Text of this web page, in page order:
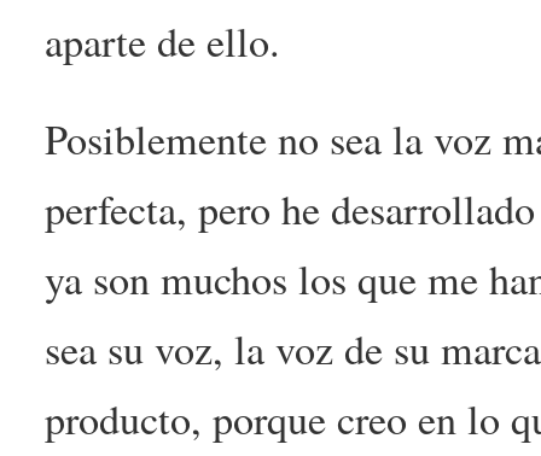
aparte de ello.
Posiblemente no sea la voz
perfecta, pero he
ya son muchos los que me
sea su voz, la voz de su
producto, porque creo en lo